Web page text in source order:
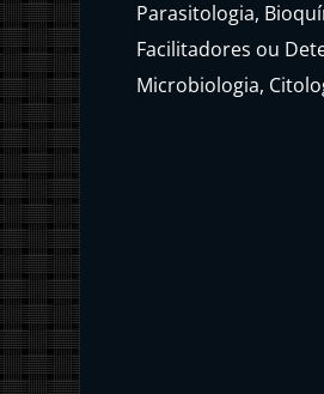
Parasitologia,
Facilitadores ou
Microbiologia,